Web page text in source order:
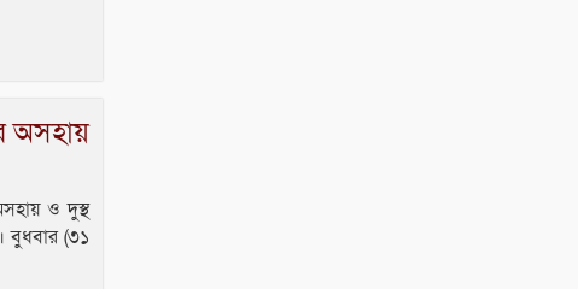
অসহায়
ও দুস্থ
বুধবার (৩১